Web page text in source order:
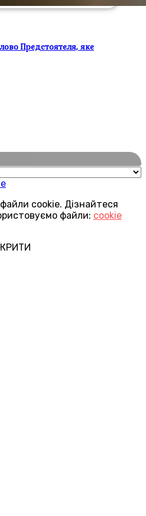
Предстоятеля, яке
cookie. Дізнайтеся
файли: cookie